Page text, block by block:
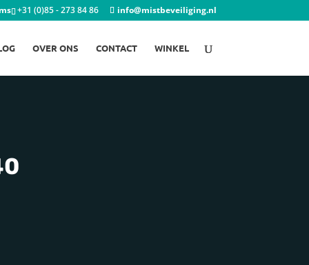
+31 (0)85 - 273 84 86 info@mistbeveiliging.nl
OVER ONS CONTACT WINKEL